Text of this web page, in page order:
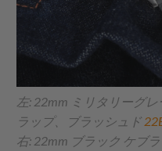
左: 22mm ミリタリーグ
ラップ、ブラッシュド
右: 22mm ブラック ケブ